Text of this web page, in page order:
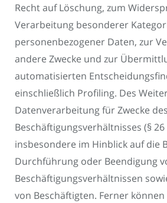
Recht auf Löschung, zum
Verarbeitung besonderer
personenbezogener Daten, zur
andere Zwecke und zur
automatisierten
einschließlich Profiling. Des
Datenverarbeitung für Zwecke des
Beschäftigungsverhältnisses (§ 26
insbesondere im Hinblick auf die
Durchführung oder Beendigung
Beschäftigungsverhältnissen
von Beschäftigten. Ferner können